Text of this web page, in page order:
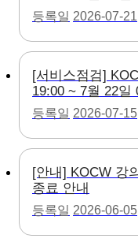
등록일 2026-07-21
[서비스점검]
19:00 ~ 7월 22일
등록일 2026-07-15
[안내] KOCW 강
종료 안내
등록일 2026-06-05